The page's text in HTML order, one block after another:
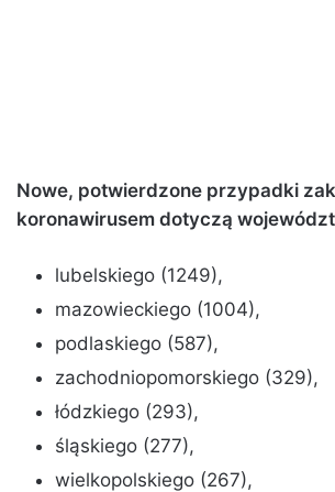
Nowe, potwierdzone przypadki
koronawirusem dotyczą
lubelskiego (1249),
mazowieckiego (1004),
podlaskiego (587),
zachodniopomorskiego (329),
łódzkiego (293),
śląskiego (277),
wielkopolskiego (267),